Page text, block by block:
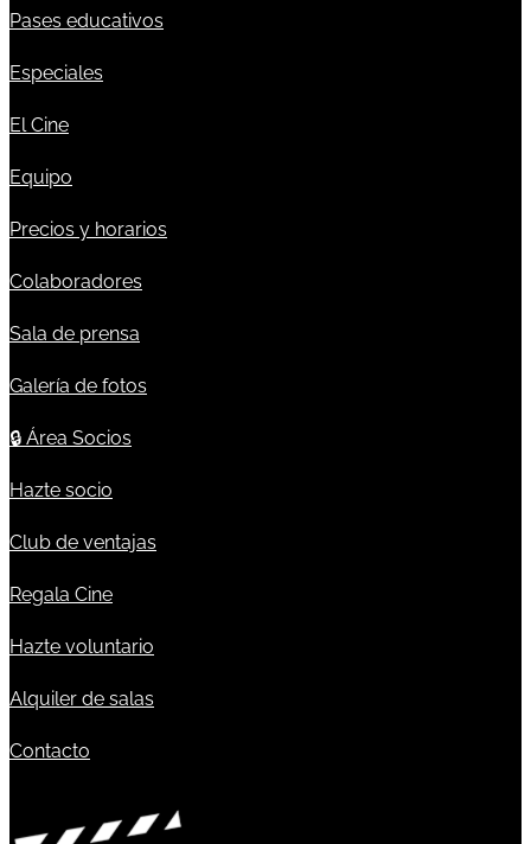
Pases educativos
Especiales
El Cine
Equipo
Precios y horarios
Colaboradores
Sala de prensa
Galería de fotos
🔒 Área Socios
Hazte socio
Club de ventajas
Regala Cine
Hazte voluntario
Alquiler de salas
Contacto